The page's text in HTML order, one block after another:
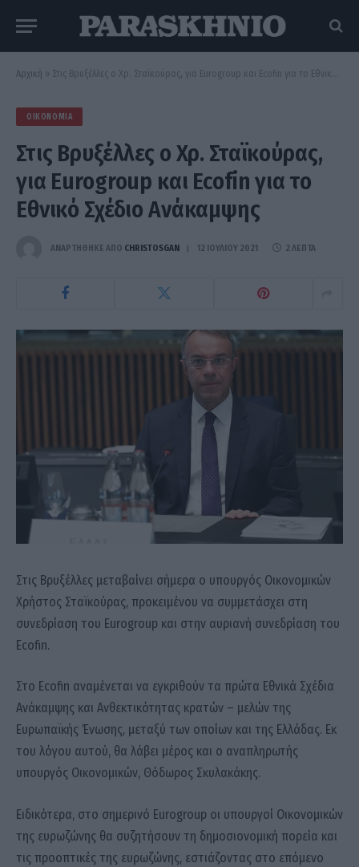
Αρχική » Στις Βρυξέλλες ο Χρ. Σταϊκούρας, για Eurogroup και Ecofin για το Εθνικό Σχέδιο Ανάκαμψης
ΟΙΚΟΝΟΜΊΑ
Στις Βρυξέλλες ο Χρ. Σταϊκούρας,
για Eurogroup και Ecofin για το
Εθνικό Σχέδιο Ανάκαμψης
ΑΝΑΡΤΗΘΗΚΕ ΑΠΟ CHRISTOSGAN 12 ΙΟΥΛΊΟΥ 2021 2 ΛΕΠΤΆ
Στις Βρυξέλλες μεταβαίνει σήμερα ο υπουργός Οικονομικών
Χρήστος Σταϊκούρας, προκειμένου να συμμετάσχει στη
συνεδρίαση του Eurogroup και στην αυριανή συνεδρίαση του
Ecofin.
Στο Ecofin αναμένεται να εγκριθούν τα πρώτα Εθνικά Σχέδια
Ανάκαμψης και Ανθεκτικότητας κρατών – μελών της
Ευρωπαϊκής Ένωσης, μεταξύ των οποίων και της Ελλάδας. Εκ
του λόγου αυτού, θα λάβει μέρος και ο αναπληρωτής
υπουργός Οικονομικών, Θόδωρος Σκυλακάκης.
Ειδικότερα, στο σημερινό Eurogroup οι υπουργοί Οικονομικών
της ευρωζώνης θα συζητήσουν τη δημοσιονομική πορεία και
τις προοπτικές της ευρωζώνης, εστιάζοντας στο επόμενο